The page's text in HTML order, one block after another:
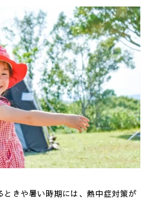
きや暑い時期には、熱中症対策が